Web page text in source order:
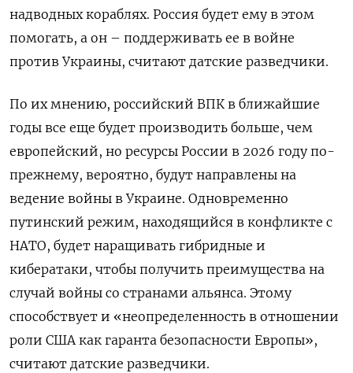
надводных кораблях. Россия будет ему в этом
помогать, а он – поддерживать ее в войне
против Украины, считают датские разведчики.
По их мнению, российский ВПК в ближайшие
годы все еще будет производить больше, чем
европейский, но ресурсы России в 2026 году по-
прежнему, вероятно, будут направлены на
ведение войны в Украине. Одновременно
путинский режим, находящийся в конфликте с
НАТО, будет наращивать гибридные и
кибератаки, чтобы получить преимущества на
случай войны со странами альянса. Этому
способствует и «неопределенность в отношении
роли США как гаранта безопасности Европы»,
считают датские разведчики.